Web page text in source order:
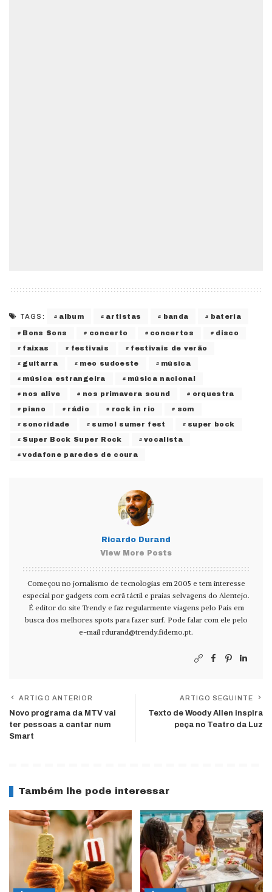
TAGS: album artistas banda bateria
Bons Sons concerto concertos disco
faixas festivais festivais de verão
guitarra meo sudoeste música
música estrangeira música nacional
nos alive nos primavera sound orquestra
piano rádio rock in rio som
sonoridade sumol sumer fest super bock
Super Bock Super Rock vocalista
vodafone paredes de coura
Ricardo Durand
View More Posts
Começou no jornalismo de tecnologias em 2005 e tem interesse
especial por gadgets com ecrã táctil e praias selvagens do Alentejo.
É editor do site Trendy e faz regularmente viagens pelo País em
busca dos melhores spots para fazer surf. Pode falar com ele pelo
e-mail rdurand@trendy.fidemo.pt.
ARTIGO ANTERIOR
Novo programa da MTV vai
ter pessoas a cantar num
Smart
ARTIGO SEGUINTE
Texto de Woody Allen inspira
peça no Teatro da Luz
Também lhe pode interessar